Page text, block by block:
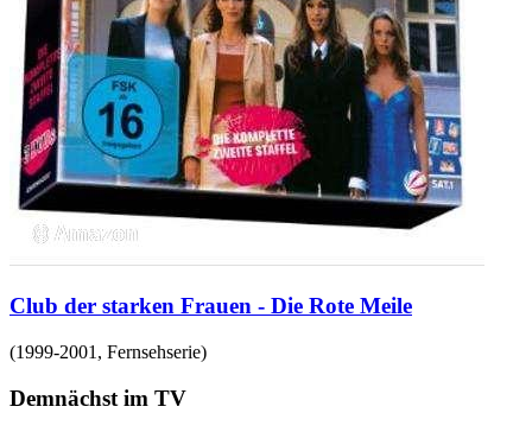
Club der starken Frauen - Die Rote Meile
(1999-2001 , Fernsehserie)
Demnächst im TV